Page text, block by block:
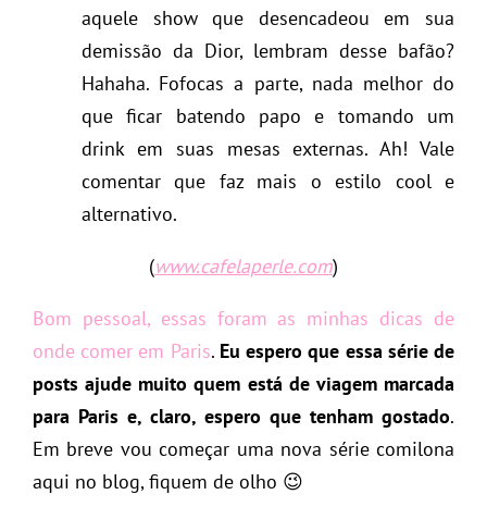
aquele show que desencadeou em sua
demissão da Dior, lembram desse bafão?
Hahaha. Fofocas a parte, nada melhor do
que ficar batendo papo e tomando um
drink em suas mesas externas. Ah! Vale
comentar que faz mais o estilo cool e
alternativo.
(www.cafelaperle.com)
Bom pessoal, essas foram as minhas dicas de
onde comer em Paris. Eu espero que essa série de
posts ajude muito quem está de viagem marcada
para Paris e, claro, espero que tenham gostado.
Em breve vou começar uma nova série comilona
aqui no blog, fiquem de olho 😉